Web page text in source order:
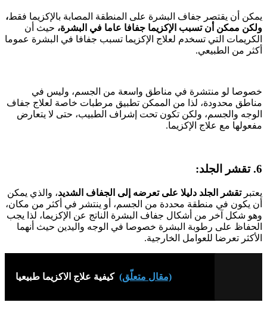
يمكن أن يقتصر جفاف البشرة على المنطقة المصابة بالإكزيما فقط،
ولكن ممكن أن تسبب الإكزيما جفافا عاما في البشرة، حيث أن
الكريمات التي تسخدم لعلاج الإكزيما تسبب جفافا في البشرة عموما
أكثر من الطبيعي.
خصوصا لو منتشرة في مناطق واسعة من الجسم، وليس في
مناطق محدودة، لذا من الممكن تطبيق مرطبات خاصة لعلاج جفاف
الوجه والجسم، ولكن تكون تحت إشراف الطبيب، حتى لا يتعارض
مفعولها مع علاج الإكزيما.
6. تقشر الجلد:
يعتبرتقشر الجلد دليلا على تعرضه إلى الجفاف الشديد، والذي يمكن
أن يكون في منطقة محددة من الجسم، أو ينتشر في أكثر من مكان،
وهو شكل آخر من أشكال جفاف البشرة الناتج عن الإكزيما، لذا يجب
الحفاظ على رطوبة البشرة خصوصا في الوجه واليدين حيث أنهما
الأكثر تعرضا للعوامل الخارجية.
(مقال متعلّق) كيفية علاج الاكزيما طبيعيا